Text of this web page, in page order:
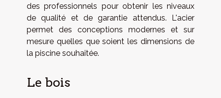
des professionnels pour obtenir les niveaux
de qualité et de garantie attendus. L'acier
permet des conceptions modernes et sur
mesure quelles que soient les dimensions de
la piscine souhaitée.
Le bois